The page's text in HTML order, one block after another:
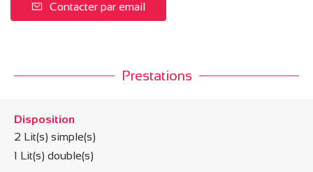
Contacter par email
Prestations
Disposition
2 Lit(s) simple(s)
1 Lit(s) double(s)